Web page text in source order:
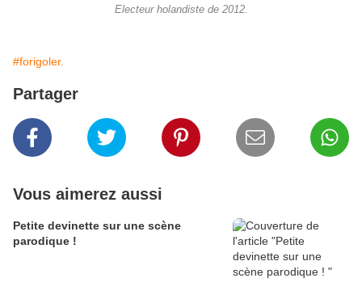
Electeur holandiste de 2012.
#forigoler.
Partager
Vous aimerez aussi
Petite devinette sur une scène
parodique !